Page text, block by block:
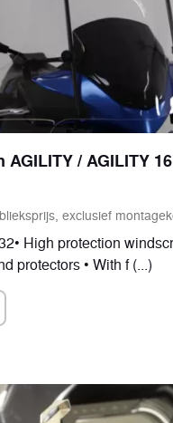
AGILITY / AGILITY
exclusief
High protection
protectors • With f (...)